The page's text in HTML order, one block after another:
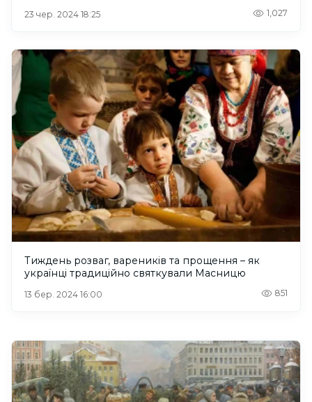
23 чер. 2024 18:25 1,027
Тиждень розваг, вареників та прощення – як
українці традиційно святкували Масницю
13 бер. 2024 16:00 851